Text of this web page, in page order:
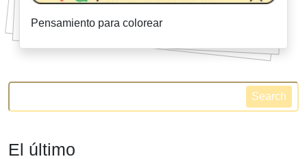
Pensamiento para colorear
Search
El último